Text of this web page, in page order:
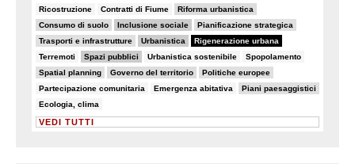
Ricostruzione
6/82 Contratti di Fiume
5/82 Riforma urbanistica
20/82
Consumo di suolo
19/82 Inclusione sociale
26/82 Pianificazione strategica
11/82
Trasporti e infrastrutture
15/82 Urbanistica
26/82 Rigenerazione urbana
82/82
Terremoti
8/82 Spazi pubblici
32/82 Urbanistica sostenibile
6/82 Spopolamento
6/82
Spatial planning
9/82 Governo del territorio
19/82 Politiche europee
11/82
Partecipazione comunitaria
7/82 Emergenza abitativa
7/82 Piani paesaggistici
10/82
Ecologia, clima
6/82
VEDI TUTTI